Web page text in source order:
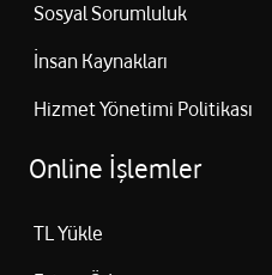
Sosyal Sorumluluk
İnsan Kaynakları
Hizmet Yönetimi Politikası
Online İşlemler
TL Yükle